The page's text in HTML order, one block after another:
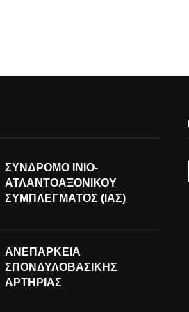
ΣΥΝΔΡΟΜΟ ΙΝΙΟ-
ΑΤΛΑΝΤΟΑΞΟΝΙΚΟΥ
ΣΥΜΠΛΕΓΜΑΤΟΣ (ΙΑΣ)
ΑΝΕΠΑΡΚΕΙΑ
ΣΠΟΝΔΥΛΟΒΑΣΙΚΗΣ
ΑΡΤΗΡΙΑΣ